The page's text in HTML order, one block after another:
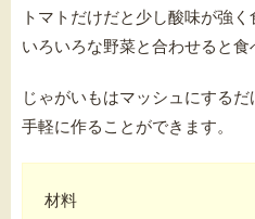
トマトだけだと少し酸味が強く
いろいろな野菜と合わせると食
じゃがいもはマッシュにする
手軽に作ることができます。
材料